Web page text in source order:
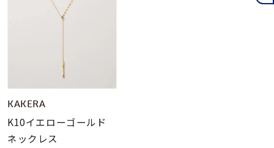
KAKERA
K10イエローゴールド
ネックレス